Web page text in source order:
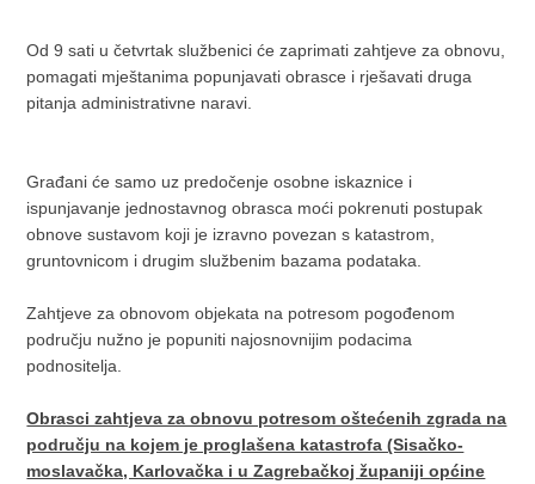
Od 9 sati u četvrtak službenici će zaprimati zahtjeve za obnovu,
pomagati mještanima popunjavati obrasce i rješavati druga
pitanja administrativne naravi.
Građani će samo uz predočenje osobne iskaznice i
ispunjavanje jednostavnog obrasca moći pokrenuti postupak
obnove sustavom koji je izravno povezan s katastrom,
gruntovnicom i drugim službenim bazama podataka.
Zahtjeve za obnovom objekata na potresom pogođenom
području nužno je popuniti najosnovnijim podacima
podnositelja.
Obrasci zahtjeva za obnovu potresom oštećenih zgrada na
području na kojem je proglašena katastrofa (Sisačko-
moslavačka, Karlovačka i u Zagrebačkoj županiji općine